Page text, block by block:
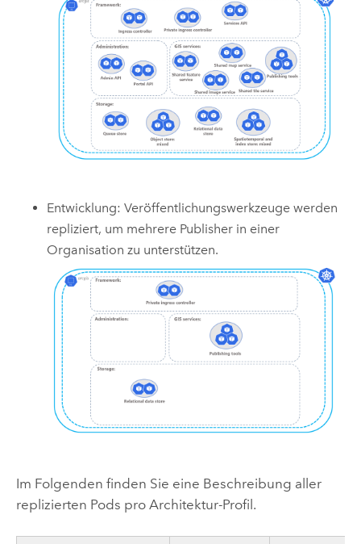
Entwicklung: Veröffentlichungswerkzeuge werden
repliziert, um mehrere Publisher in einer
Organisation zu unterstützen.
Im Folgenden finden Sie eine Beschreibung aller
replizierten Pods pro Architektur-Profil.